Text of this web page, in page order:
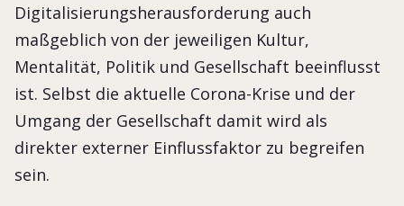
Digitalisierungsherausforderung auch
maßgeblich von der jeweiligen Kultur,
Mentalität, Politik und Gesellschaft beeinflusst
ist. Selbst die aktuelle Corona-Krise und der
Umgang der Gesellschaft damit wird als
direkter externer Einflussfaktor zu begreifen
sein.